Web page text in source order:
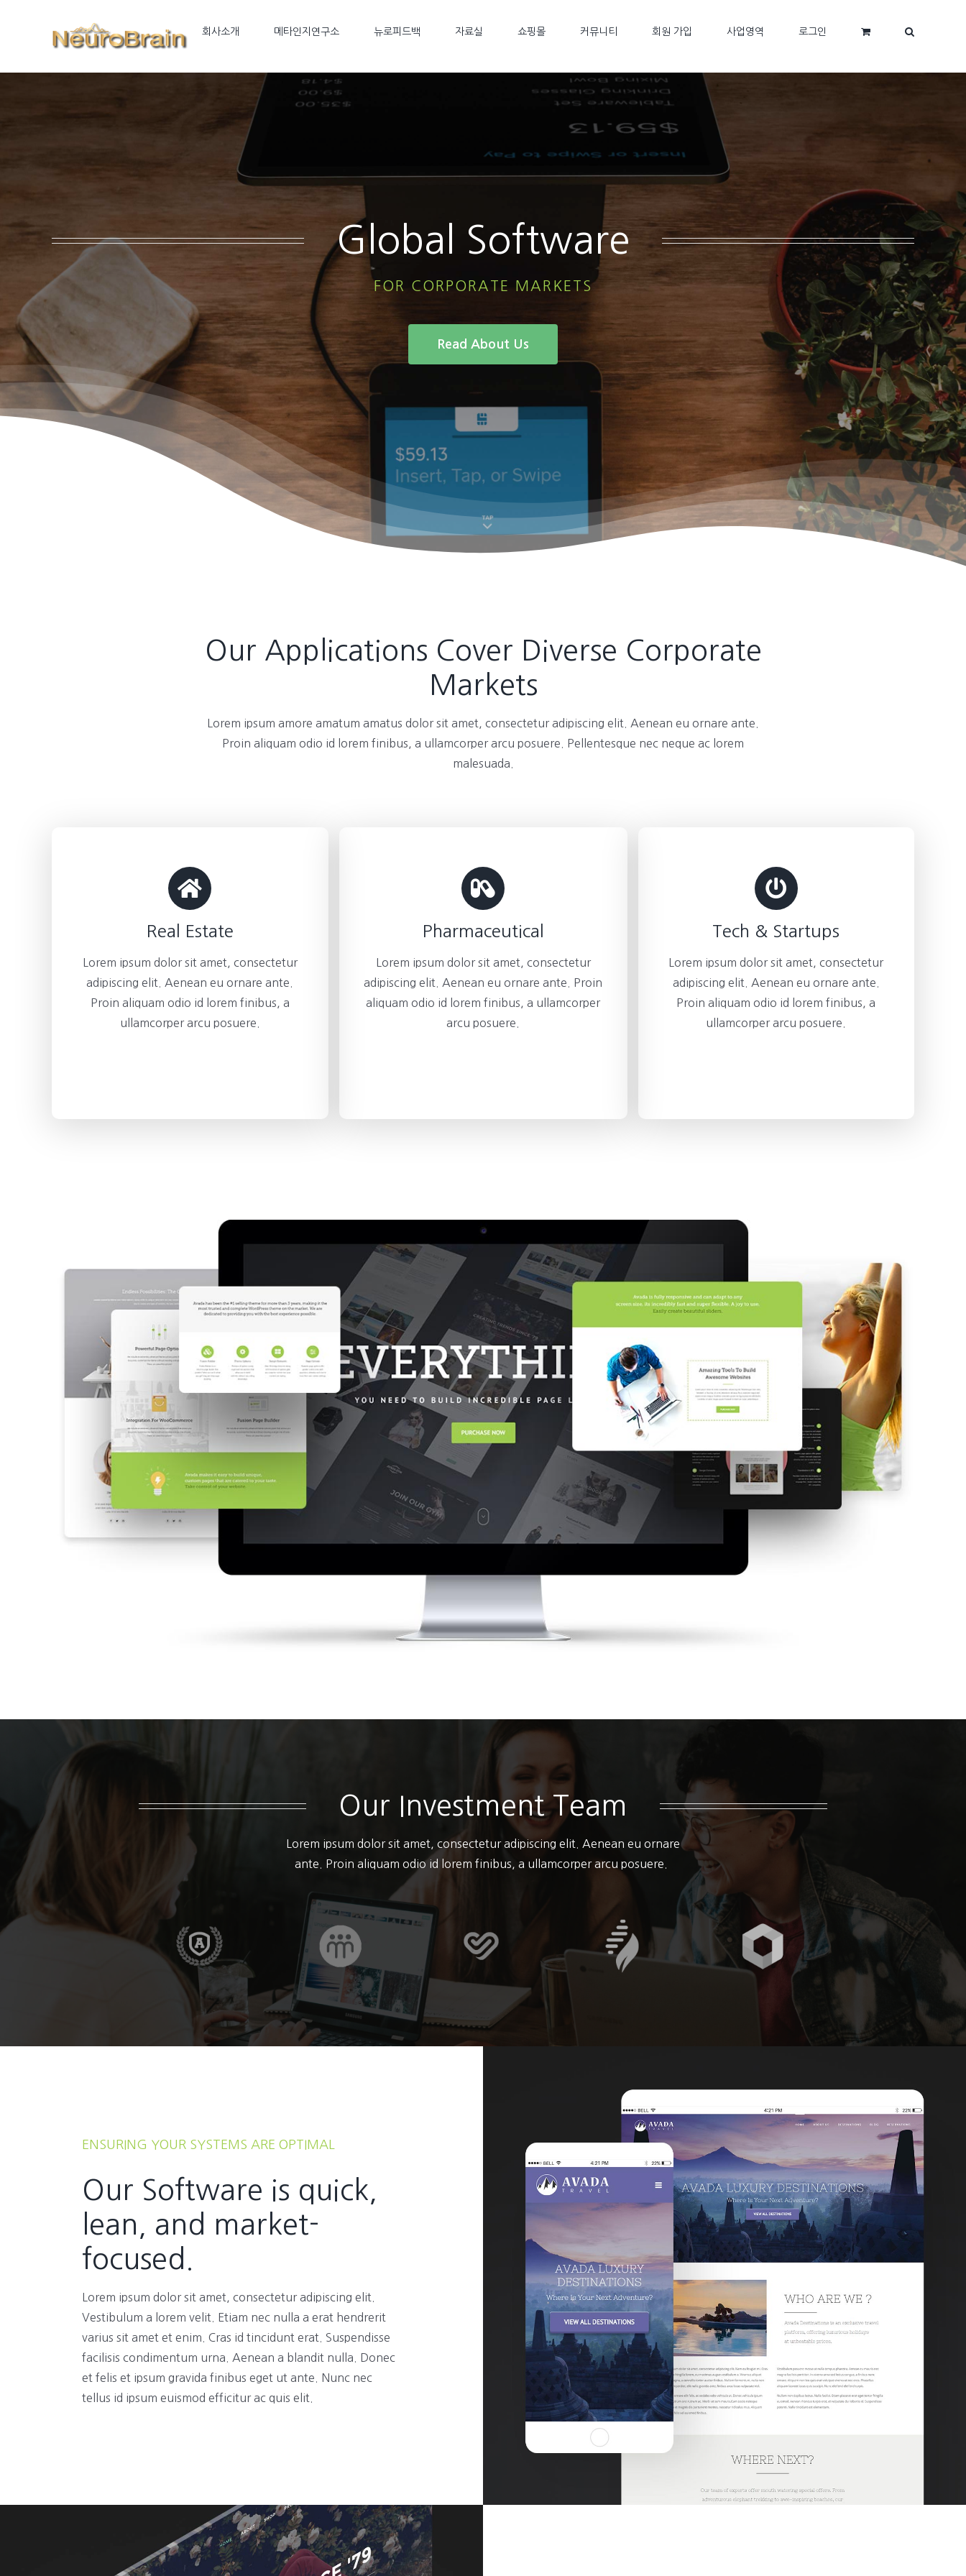
회사소개 메타인지연구소 뉴로피드백 자료실 쇼핑몰 커뮤니티 회원 가입 사업영역 로그인
Global Software
FOR CORPORATE MARKETS
Read About Us
Our Applications Cover Diverse Corporate
Markets
Lorem ipsum amore amatum amatus dolor sit amet, consectetur adipiscing elit. Aenean eu ornare ante.
Proin aliquam odio id lorem finibus, a ullamcorper arcu posuere. Pellentesque nec neque ac lorem
malesuada.
Real Estate
Lorem ipsum dolor sit amet, consectetur
adipiscing elit. Aenean eu ornare ante.
Proin aliquam odio id lorem finibus, a
ullamcorper arcu posuere.
Pharmaceutical
Lorem ipsum dolor sit amet, consectetur
adipiscing elit. Aenean eu ornare ante. Proin
aliquam odio id lorem finibus, a ullamcorper
arcu posuere.
Tech & Startups
Lorem ipsum dolor sit amet, consectetur
adipiscing elit. Aenean eu ornare ante.
Proin aliquam odio id lorem finibus, a
ullamcorper arcu posuere.
Our Investment Team
Lorem ipsum dolor sit amet, consectetur adipiscing elit. Aenean eu ornare
ante. Proin aliquam odio id lorem finibus, a ullamcorper arcu posuere.
ENSURING YOUR SYSTEMS ARE OPTIMAL
Our Software is quick,
lean, and market-
focused.
Lorem ipsum dolor sit amet, consectetur adipiscing elit.
Vestibulum a lorem velit. Etiam nec nulla a erat hendrerit
varius sit amet et enim. Cras id tincidunt erat. Suspendisse
facilisis condimentum urna. Aenean a blandit nulla. Donec
et felis et ipsum gravida finibus eget ut ante. Nunc nec
tellus id ipsum euismod efficitur ac quis elit.